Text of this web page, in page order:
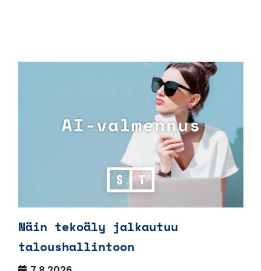
Näin tekoäly jalkautuu
taloushallintoon